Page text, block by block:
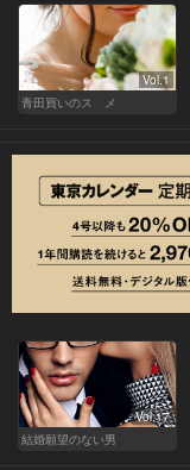
Vol.1
青田買いのスゝメ
Vol.17
結婚願望のない男